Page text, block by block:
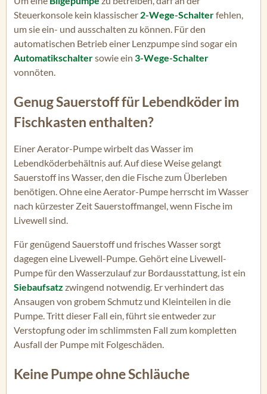
Steuerkonsole kein klassischer 2-Wege-Schalterfehlen,
um sie ein- und ausschalten zu können. Für den
automatischen Betrieb einer Lenzpumpe sind sogar ein
Automatikschaltersowie ein 3-Wege-Schalter
vonnöten.
Genug Sauerstoff für Lebendköder im
Fischkasten enthalten?
Einer Aerator-Pumpe wirbelt das Wasser im
Lebendköderbehältnis auf. Auf diese Weise gelangt
Sauerstoff ins Wasser, den die Fische zum Überleben
benötigen. Ohne eine Aerator-Pumpe herrscht im Wasser
nach kürzester Zeit Sauerstoffmangel, wenn Fische im
Livewell sind.
Für genügend Sauerstoff und frisches Wasser sorgt
dagegen eine Livewell-Pumpe. Gehört eine Livewell-
Pumpe für den Wasserzulauf zur Bordausstattung, ist ein
Siebaufsatz zwingend notwendig. Er verhindert das
Ansaugen von grobem Schmutz und Kleinteilen in die
Pumpe. Tritt dieser Fall ein, führt sie entweder zur
Verstopfung oder im schlimmsten Fall zum kompletten
Ausfall der Pumpe mit Folgeschäden.
Keine Pumpe ohne Schläuche